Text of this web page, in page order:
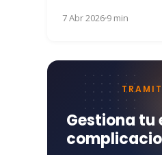
maneje contratos,
7 Abr 20269 min
Gestiona tu